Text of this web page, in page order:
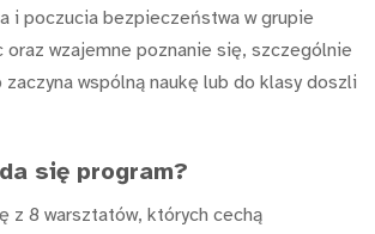
i poczucia bezpieczeństwa w grupie
oraz wzajemne poznanie się, szczególnie
wspólną naukę lub do klasy doszli
się program?
z 8 warsztatów, których cechą